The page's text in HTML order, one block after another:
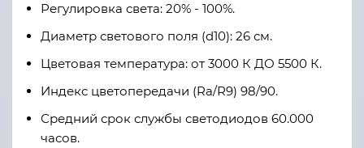
Регулировка света: 20% - 100%.
Диаметр светового поля (d10): 26 см.
Цветовая температура: от 3000 К ДО 5500 К.
Индекс цветопередачи (Ra/R9) 98/90.
Средний срок службы светодиодов 60.000
часов.